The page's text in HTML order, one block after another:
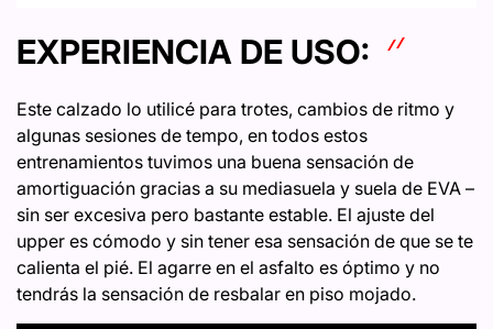
EXPERIENCIA DE USO:
Este calzado lo utilicé para trotes, cambios de ritmo y
algunas sesiones de tempo, en todos estos
entrenamientos tuvimos una buena sensación de
amortiguación gracias a su mediasuela y suela de EVA –
sin ser excesiva pero bastante estable. El ajuste del
upper es cómodo y sin tener esa sensación de que se te
calienta el pié. El agarre en el asfalto es óptimo y no
tendrás la sensación de resbalar en piso mojado.